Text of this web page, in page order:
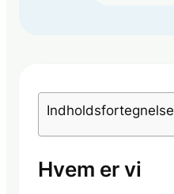
Indholdsfortegnelse
Hvem er vi